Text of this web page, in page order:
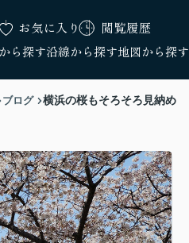
お気に入り
閲覧履歴
ら探す沿線から探す地図から探す
ブログ 横浜の桜もそろそろ見納め